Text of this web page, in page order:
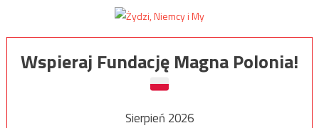
Wspieraj Fundację Magna Polonia!
Sierpień 2026